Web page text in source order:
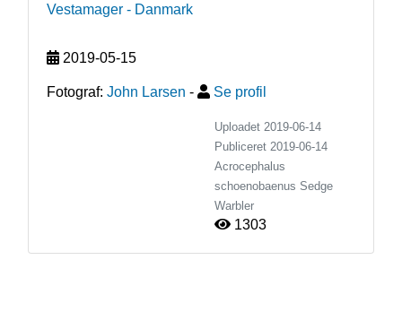
Vestamager - Danmark
2019-05-15
Fotograf: John Larsen - Se profil
Uploadet 2019-06-14
Publiceret 2019-06-14
Acrocephalus
schoenobaenus Sedge
Warbler
1303